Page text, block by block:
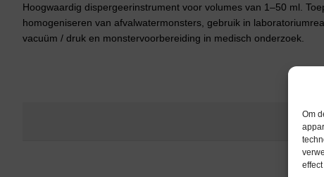
Om
Hoogwaardig dispergeerinstrument voor volumes van 1–50 ml.
homogeniseren van afvalwatermonsters, gebruik in
vacuüm / druk en monstervoorbereiding in medisch onderzoek.